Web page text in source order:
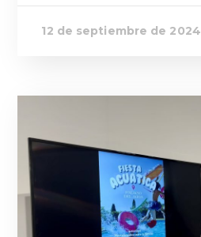
12 de septiembre de 2024